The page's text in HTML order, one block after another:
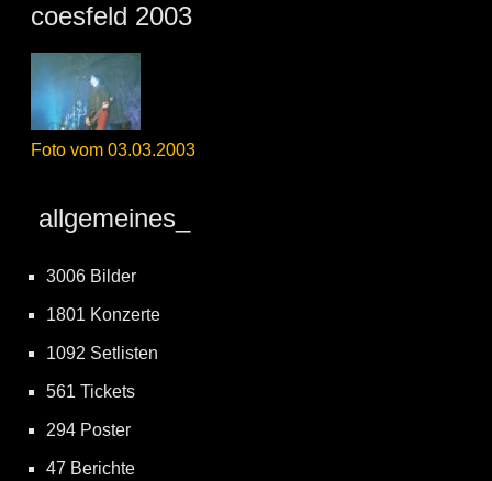
coesfeld 2003
Foto vom 03.03.2003
allgemeines_
3006 Bilder
1801 Konzerte
1092 Setlisten
561 Tickets
294 Poster
47 Berichte